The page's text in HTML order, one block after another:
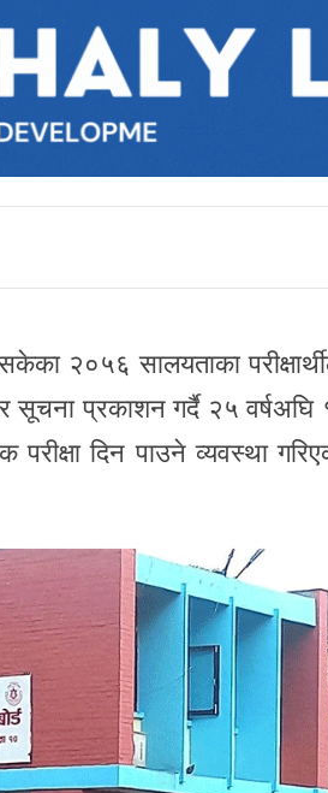
२०५६ सालयताका
सूचना प्रकाशन गर्दै २५
दिन पाउने व्यवस्था